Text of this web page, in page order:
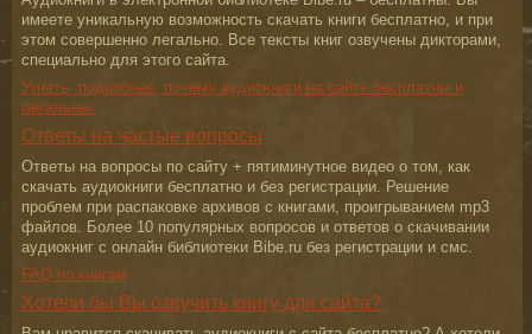
имеете уникальную возможность скачать книги бесплатно, и при
этом совершенно легально. Все тексты книг озвучены дикторами,
специально для этого сайта.
Узнать, подробнее, почему аудиокниги на сайте бесплатны и
легальны.
Ответы на частые вопросы
Ответы на вопросы по сайту + пятиминутное видео о том, как
скачать аудиокниги бесплатно и без регистрации. Решение
проблем при распаковке архивов с книгами, проигрыванием mp3
файлов. Более 10 популярных вопросов и ответов о скачивании
аудиокниг с онлайн библиотеки Bibe.ru без регистрации и смс.
FAQ по книгам
Хотели бы Вы озвучить книгу для сайта?